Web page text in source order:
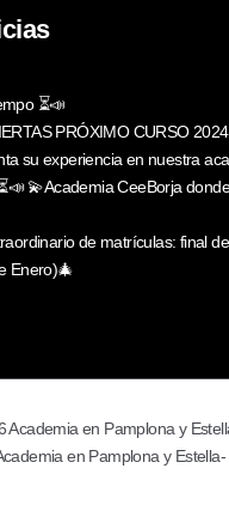
⏳📣
PRÓXIMO CURSO
su experiencia en nuestra
💫Academia CeeBorja
de matrículas: final
Enero)🎄
Academia en Pamplona y
en Pamplona y Estella-